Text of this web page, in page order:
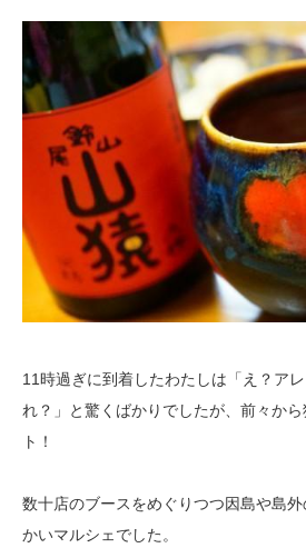
11時過ぎに到着したわたしは「え？ア
れ？」と驚くばかりでしたが、前々か
ト！
数十店のブースをめぐりつつ因島や島
かいマルシェでした。